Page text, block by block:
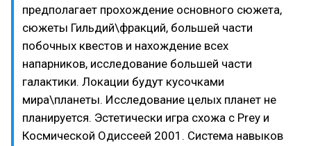
предполагает прохождение основного сюжета,
сюжеты Гильдий\фракций, большей части
побочных квестов и нахождение всех
напарников, исследование большей части
галактики. Локации будут кусочками
мира\планеты. Исследование целых планет не
планируется. Эстетически игра схожа с Prey и
Космической Одиссеей 2001. Система навыков